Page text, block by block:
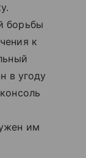
борьбы
к
в угоду
им